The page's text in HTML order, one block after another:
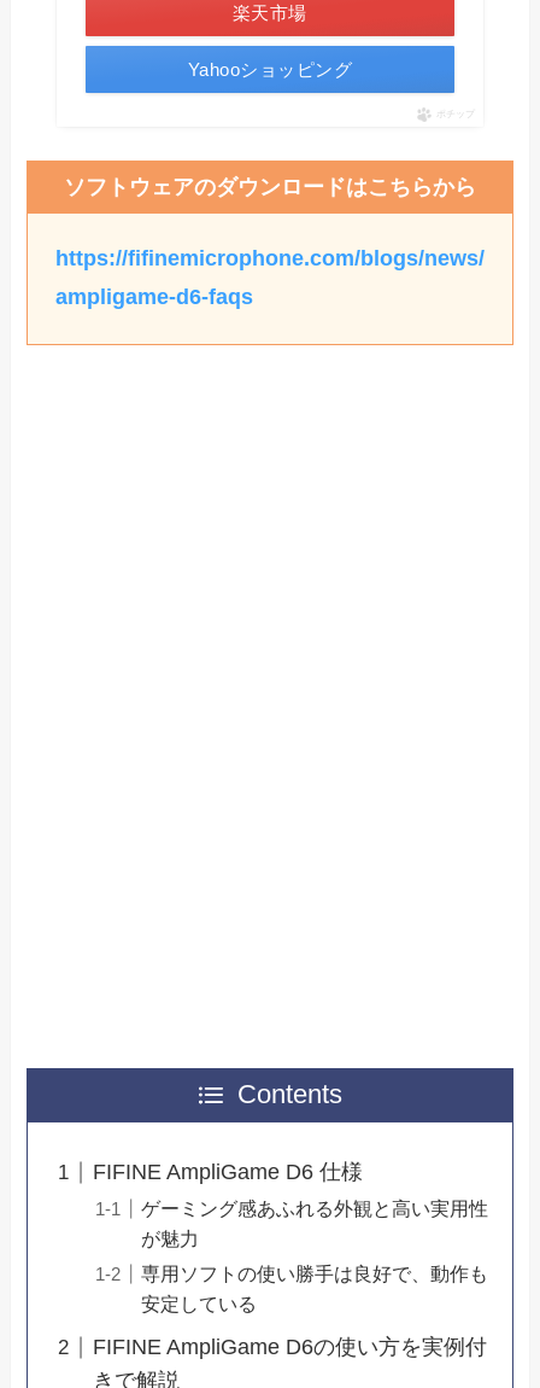
楽天市場
Yahooショッピング
ポチップ
ソフトウェアのダウンロードはこちらから
https://fifinemicrophone.com/blogs/news/
ampligame-d6-faqs
Contents
FIFINE AmpliGame D6 仕様
ゲーミング感あふれる外観と高い実用性
が魅力
専用ソフトの使い勝手は良好で、動作も
安定している
FIFINE AmpliGame D6の使い方を実例付
きで解説